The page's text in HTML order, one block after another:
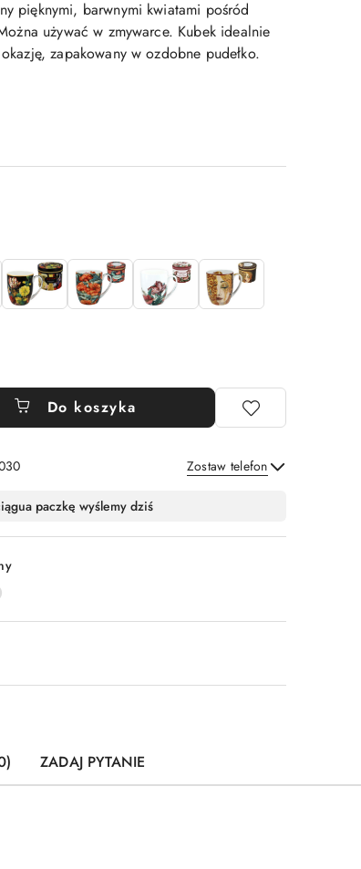
pięknymi, barwnymi kwiatami pośród
używać w zmywarce. Kubek idealnie
zapakowany w ozdobne pudełko.
Do koszyka
Zostaw telefon
a paczkę wyślemy dziś
ZADAJ PYTANIE